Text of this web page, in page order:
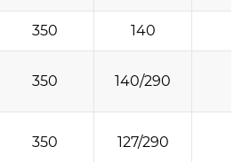
350 140
350 140/290
350 127/290